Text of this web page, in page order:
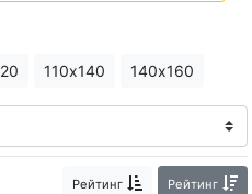
матрасы)
кровати)
110х140 140х160
Рейтинг Рейтинг